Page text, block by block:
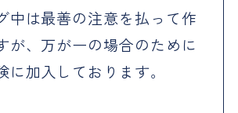
中は最善の注意を払って作
が、万が一の場合のために
に加入しております。